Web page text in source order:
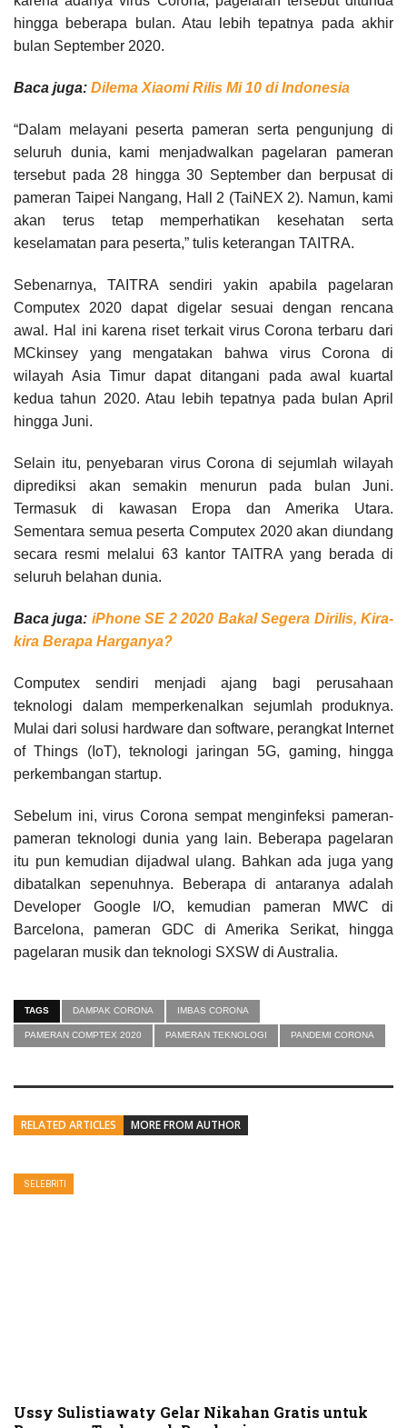
hingga beberapa bulan. Atau lebih tepatnya pada akhir
bulan September 2020.
Baca juga: Dilema Xiaomi Rilis Mi 10 di Indonesia
“Dalam melayani peserta pameran serta pengunjung di
seluruh dunia, kami menjadwalkan pagelaran pameran
tersebut pada 28 hingga 30 September dan berpusat di
pameran Taipei Nangang, Hall 2 (TaiNEX 2). Namun, kami
akan terus tetap memperhatikan kesehatan serta
keselamatan para peserta,” tulis keterangan TAITRA.
Sebenarnya, TAITRA sendiri yakin apabila pagelaran
Computex 2020 dapat digelar sesuai dengan rencana
awal. Hal ini karena riset terkait virus Corona terbaru dari
MCkinsey yang mengatakan bahwa virus Corona di
wilayah Asia Timur dapat ditangani pada awal kuartal
kedua tahun 2020. Atau lebih tepatnya pada bulan April
hingga Juni.
Selain itu, penyebaran virus Corona di sejumlah wilayah
diprediksi akan semakin menurun pada bulan Juni.
Termasuk di kawasan Eropa dan Amerika Utara.
Sementara semua peserta Computex 2020 akan diundang
secara resmi melalui 63 kantor TAITRA yang berada di
seluruh belahan dunia.
Baca juga: iPhone SE 2 2020 Bakal Segera Dirilis, Kira-
kira Berapa Harganya?
Computex sendiri menjadi ajang bagi perusahaan
teknologi dalam memperkenalkan sejumlah produknya.
Mulai dari solusi hardware dan software, perangkat Internet
of Things (IoT), teknologi jaringan 5G, gaming, hingga
perkembangan startup.
Sebelum ini, virus Corona sempat menginfeksi pameran-
pameran teknologi dunia yang lain. Beberapa pagelaran
itu pun kemudian dijadwal ulang. Bahkan ada juga yang
dibatalkan sepenuhnya. Beberapa di antaranya adalah
Developer Google I/O, kemudian pameran MWC di
Barcelona, pameran GDC di Amerika Serikat, hingga
pagelaran musik dan teknologi SXSW di Australia.
TAGS DAMPAK CORONA IMBAS CORONA
PAMERAN COMPTEX 2020 PAMERAN TEKNOLOGI PANDEMI CORONA
RELATED ARTICLES MORE FROM AUTHOR
SELEBRITI
Ussy Sulistiawaty Gelar Nikahan Gratis untuk